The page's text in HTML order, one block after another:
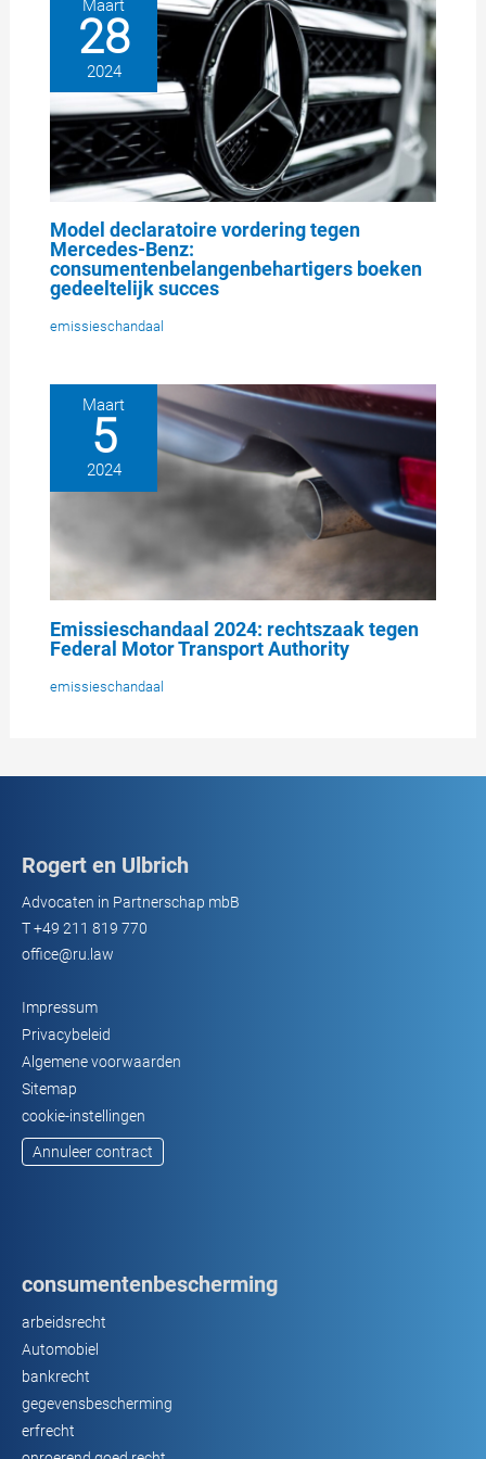
Maart
28
2024
Model declaratoire vordering tegen
Mercedes-Benz:
consumentenbelangenbehartigers boeken
gedeeltelijk succes
emissieschandaal
Maart
5
2024
Emissieschandaal 2024: rechtszaak tegen
Federal Motor Transport Authority
emissieschandaal
Rogert en Ulbrich
Advocaten in Partnerschap mbB
T+49 211 819 770
office@ru.law
Impressum
Privacybeleid
Algemene voorwaarden
Sitemap
cookie-instellingen
Annuleer contract
consumentenbescherming
arbeidsrecht
Automobiel
bankrecht
gegevensbescherming
erfrecht